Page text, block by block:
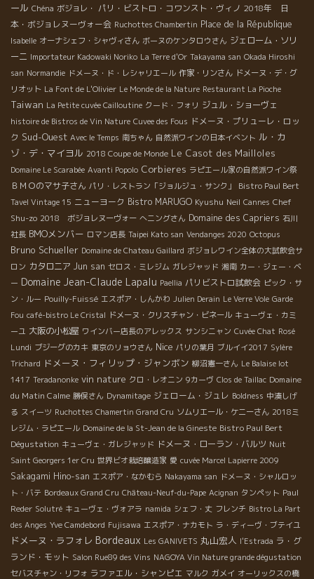
ール Chéna ボジョレ・ パリ・ビストロ・コワンスト・ヴィノ 2018年 日
本・ボジョレヌーヴォー会 Ruchottes Chambertin Place de la République
Isabelle オーナシェフ・シャヴィさん ボーヌのケンタロウさん ジェローム・ソリ
ーニ Importateur Kadowaki Noriko La Terre d'Or Takayama san Okada Hiroshi
san Normandie ドメーヌ・ド・レシャリエール 作家・リンさん ドメーヌ・デ・グ
リオット La Font de L'Olivier Le Monde de la Nature Restaurant La Pioche
Taiwan La Petite cuvée Cailloutine クード・フォリ ジュル・ショーヴェ
histoire de Bistros de Vin Nature Cuvee des Fous ドメーヌ・プリューレ・ロッ
ク Sud-Ouest Avec le Temps 南ちゃん 自然派ワインの日本イベント ル・カ
ゾ・デ・マイヨル 2018 Coupe de Monde Le Casot des Mailloles
Domaine Le Scarabée Avanti Popolo Corbieres ラピエール家の自然派ワイン祭
ＢＭＯのマサ子さん パリ・レストラン「ジョルジュ・サンク」
Bistro Paul Bert
Tavel Vintage 15 ニューヨーク Bistro MARUGO Kyushu Neil Cannes Chef
Shu-zo 2018 ボジョレヌーヴォー へニングさん Domaine des Capriers 石川
社長 BMOメンバー ロマン店長 Taipei Kato san Vendanges 2020 Octopus
Bruno Schueller Domaine de Chateau Gaillard ボジョレワイン全体の大試飲会サ
ロン カタロニア Jun san セロス・ミレジム ガレジャッド 湘南 カー・ジェー・ベ
ー Domaine Jean-Claude Lapalu Paellia パリビストロ試飲会 ピック・サ
ン・ルー Pouilly-Fuissé エスポア・しんかわ Julien Derain Le Verre Vole Garde
Fou café-bistro Le Cristal ドメーヌ・クリスチャン・ビネール キューヴェ・カミ
ーユ 大阪の小松屋 ワインバー店長のアレックス サンシニャン Cuvée Chat Rosé
Lundi ブジーグのカキ 東京のリョウさん Nice パリの葉月 ブルイイ2017 Sylère
Trichard ドメーヌ・フィリップ・ジャンボン 柳沼憲一さん Le Balaise lot
1417 Teradanonke vin nature クロ・レオニン 9カーヴ Clos de Taillac Domaine
du Matin Calme 勝俣さん Dynamitage ジェローム・ジュレ Boldness 中湊しげ
る スイーツ Ruchottes Chamertin Grand Cru ソムリエール・ケニーさん 2018ミ
レジム・ラピエール Domaine de la St-Jean de la Gineste Bistro Paul Bert
Dégustation キューヴェ・ガレジャッド ドメーヌ・ローラン・バルツ Nuit
Saint Georgers 1er Cru 世界ビオ栽培醸造家 愛 cuvée Marcel Lapierre 2009
Sakagami Hino-san エスポア・なかむら Nakayama san ドメーヌ・シャルロッ
ト・バテ Bordeaux Grand Cru Château-Neuf-du-Pape Acignan タンペット Paul
Reder Solutré キューヴェ・ヴォアラ namida シェフ・丈 フレンチ Bistro La Part
des Anges Yve Camdebord Fujisawa エスポア・ナカモト ラ・ディーヴ・ブテイユ
ドメーヌ・ラフォレ Bordeaux Les GANIVETS 丸山宏人 l'Estrada ラ・グ
ランド・モット Salon Rue89 des Vins NAGOYA Vin Nature grande dégustation
セバスチャン・リフォ ラファエル・シャンピエ マルク ガメイ オーリックスの橋